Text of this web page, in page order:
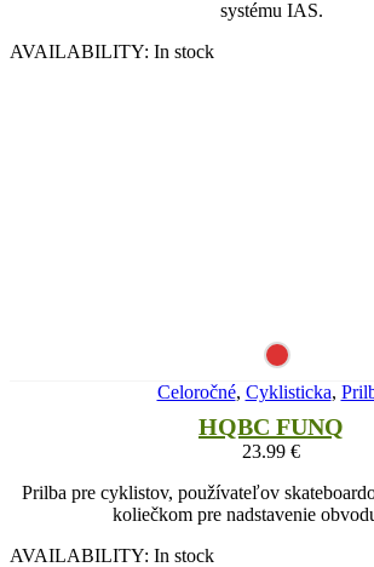
systému IAS.
AVAILABILITY: In stock
Celoročné, Cyklisticka,
HQBC FUNQ
23.99 €
Prilba pre cyklistov, používateľov
koliečkom pre nadstavenie
AVAILABILITY: In stock